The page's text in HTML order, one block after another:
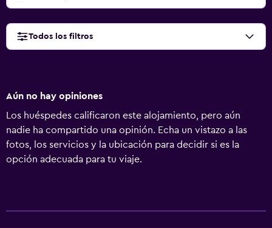
Todos los filtros
Aún no hay opiniones
Los huéspedes calificaron este alojamiento, pero aún
nadie ha compartido una opinión. Echa un vistazo a las
fotos, los servicios y la ubicación para decidir si es la
opción adecuada para tu viaje.